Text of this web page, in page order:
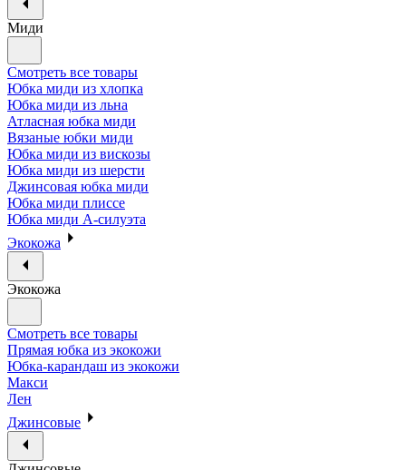
Миди
Смотреть все товары
Юбка миди из хлопка
Юбка миди из льна
Атласная юбка миди
Вязаные юбки миди
Юбка миди из вискозы
Юбка миди из шерсти
Джинсовая юбка миди
Юбка миди плиссе
Юбка миди А-силуэта
Экокожа
Экокожа
Смотреть все товары
Прямая юбка из экокожи
Юбка-карандаш из экокожи
Макси
Лен
Джинсовые